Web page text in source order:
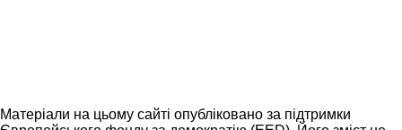
Матеріали на цьому сайті опубліковано за підтримки